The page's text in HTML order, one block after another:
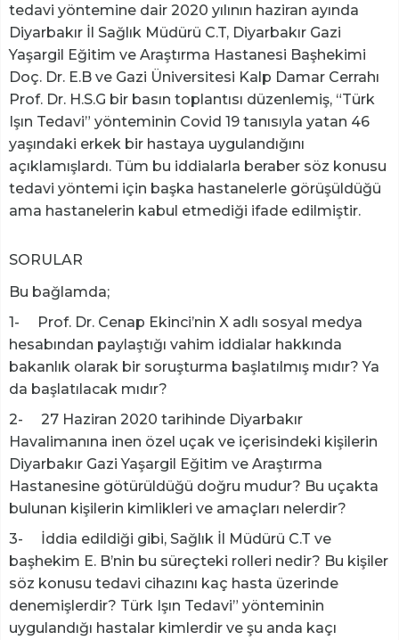
tedavi yöntemine dair 2020 yılının haziran ayında
Diyarbakır İl Sağlık Müdürü C.T, Diyarbakır Gazi
Yaşargil Eğitim ve Araştırma Hastanesi Başhekimi
Doç. Dr. E.B ve Gazi Üniversitesi Kalp Damar Cerrahı
Prof. Dr. H.S.G bir basın toplantısı düzenlemiş, “Türk
Işın Tedavi” yönteminin Covid 19 tanısıyla yatan 46
yaşındaki erkek bir hastaya uygulandığını
açıklamışlardı. Tüm bu iddialarla beraber söz konusu
tedavi yöntemi için başka hastanelerle görüşüldüğü
ama hastanelerin kabul etmediği ifade edilmiştir.
SORULAR
Bu bağlamda;
1- Prof. Dr. Cenap Ekinci’nin X adlı sosyal medya
hesabından paylaştığı vahim iddialar hakkında
bakanlık olarak bir soruşturma başlatılmış mıdır? Ya
da başlatılacak mıdır?
2- 27 Haziran 2020 tarihinde Diyarbakır
Havalimanına inen özel uçak ve içerisindeki kişilerin
Diyarbakır Gazi Yaşargil Eğitim ve Araştırma
Hastanesine götürüldüğü doğru mudur? Bu uçakta
bulunan kişilerin kimlikleri ve amaçları nelerdir?
3- İddia edildiği gibi, Sağlık İl Müdürü C.T ve
başhekim E. B’nin bu süreçteki rolleri nedir? Bu kişiler
söz konusu tedavi cihazını kaç hasta üzerinde
denemişlerdir? Türk Işın Tedavi” yönteminin
uygulandığı hastalar kimlerdir ve şu anda kaçı